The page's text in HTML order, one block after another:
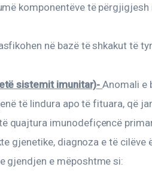
komponentëve të përgjigjesh
në bazë të shkakut të
sistemit imunitar)- Anomali e
të lindura apo të fituara, që
quajtura imunodefiçencë
gjenetike, diagnoza e të cilëve
gjendjen e mëposhtme si: